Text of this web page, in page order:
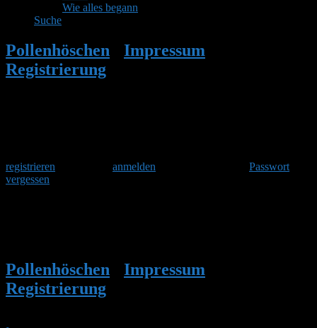
Wie alles begann
Suche
Pollenhöschen Impressum
Registrierung
registrieren
anmelden
Passwort
vergessen
Pollenhöschen Impressum
Registrierung